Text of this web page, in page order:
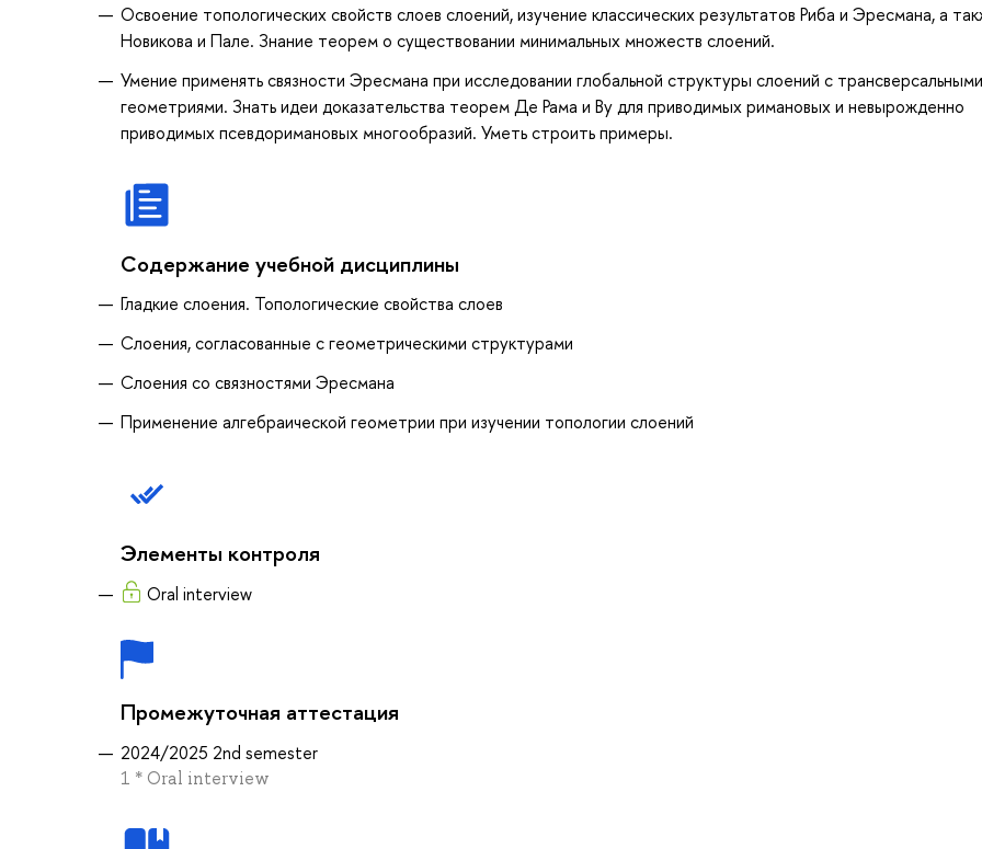
Освоение топологических свойств слоев слоений, изучение классических результатов Риба и Эресмана, а
Новикова и Пале. Знание теорем о существовании минимальных множеств слоений.
Умение применять связности Эресмана при исследовании глобальной структуры слоений с трансверсальными
геометриями. Знать идеи доказательства теорем Де Рама и Ву для приводимых римановых и невырожденно
приводимых псевдоримановых многообразий. Уметь строить примеры.
Содержание учебной дисциплины
Гладкие слоения. Топологические свойства слоев
Слоения, согласованные с геометрическими структурами
Слоения со связностями Эресмана
Применение алгебраической геометрии при изучении топологии слоений
Элементы контроля
Oral interview
Промежуточная аттестация
2024/2025 2nd semester
1 * Oral interview